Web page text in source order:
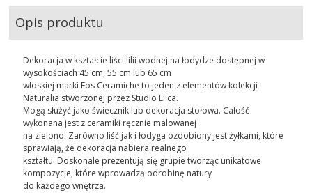
Opis produktu
Dekoracja w kształcie liści lilii wodnej na łodydze dostępnej w
wysokościach 45 cm, 55 cm lub 65 cm
włoskiej marki Fos Ceramiche to jeden z elementów kolekcji
Naturalia stworzonej przez Studio Elica.
Mogą służyć jako świecznik lub dekoracja stołowa. Całość
wykonana jest z ceramiki ręcznie malowanej
na zielono. Zarówno liść jak i łodyga ozdobiony jest żyłkami, które
sprawiają, że dekoracja nabiera realnego
kształtu. Doskonale prezentują się grupie tworząc unikatowe
kompozycje, które wprowadzą odrobinę natury
do każdego wnętrza.